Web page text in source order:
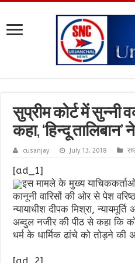
सुप्रीम कोर्ट में सुन्नी
कहा, ‘हिन्दू तालिबान’
cusanjay July 13, 2018
[ad_1]
इस मामले के मुख्य
कानूनी वारिसों की ओर से पेश
न्यायाधीश दीपक मिश्रा,
अब्दुल नजीर की पीठ से कहा कि
धर्म के धार्मिक ढांचे को तोड़ने की
[ad_2]